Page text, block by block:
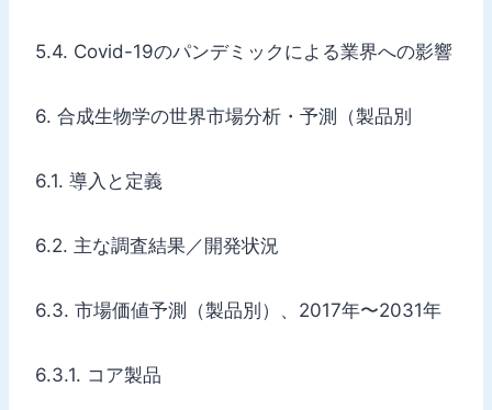
5.4. Covid-19のパンデミックによる業界への影響
6. 合成生物学の世界市場分析・予測（製品別
6.1. 導入と定義
6.2. 主な調査結果／開発状況
6.3. 市場価値予測（製品別）、2017年〜2031年
6.3.1. コア製品